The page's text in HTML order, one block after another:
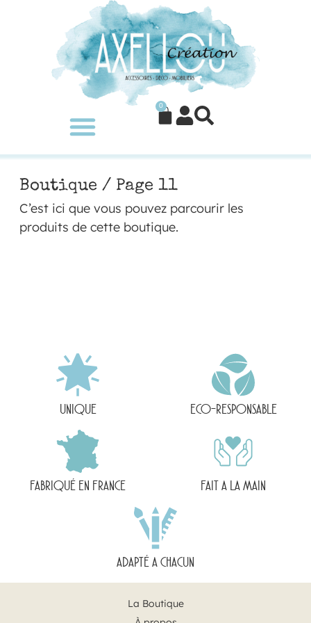
0
Boutique / Page 11
C’est ici que vous pouvez parcourir les
produits de cette boutique.
UNIQUE ECO-RESPONSABLE
FABRIQUÉ EN FRANCE FAIT A LA MAIN
ADAPTÉ A CHACUN
La Boutique